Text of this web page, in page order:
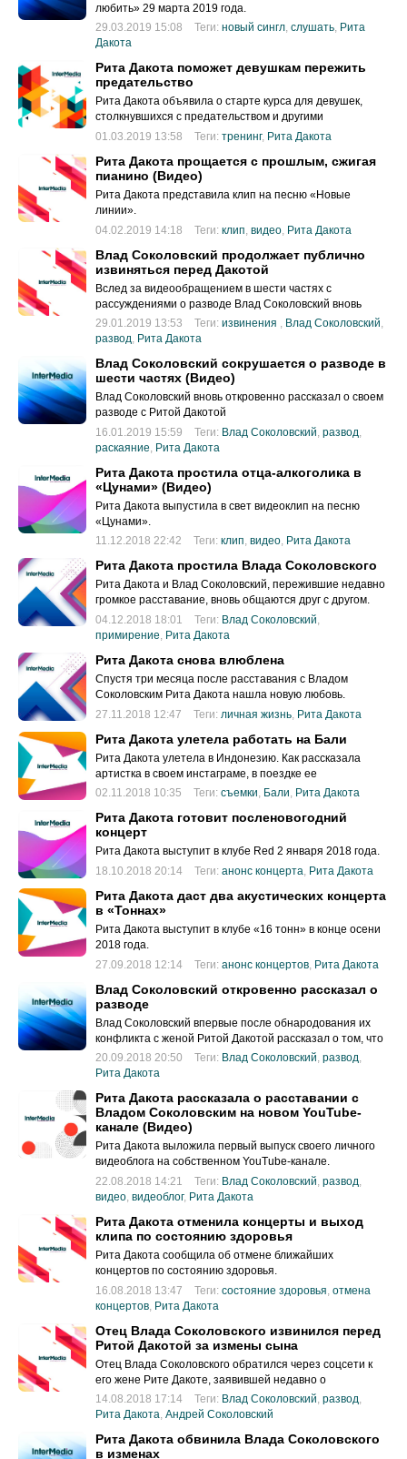
любить» 29 марта 2019 года.
29.03.2019 15:08
Теги: новый сингл, слушать, Рита
Дакота
Рита Дакота поможет девушкам пережить
предательство
Рита Дакота объявила о старте курса для девушек,
столкнувшихся с предательством и другими
жизненными трудностями.
01.03.2019 13:58 Теги: тренинг, Рита Дакота
Рита Дакота прощается с прошлым, сжигая
пианино (Видео)
Рита Дакота представила клип на песню «Новые
линии».
04.02.2019 14:18
Теги: клип видео Рита Дакота
Влад Соколовский продолжает публично
извиняться перед Дакотой
Вслед за видеообращением в шести частях с
рассуждениями о разводе Влад Соколовский вновь
опубликовал в инстаграме масштабный пост
29.01.2019 13:53 Теги: извинения , Влад Соколовский,
развод, Рита Дакота
Влад Соколовский сокрушается о разводе в
шести частях (Видео)
Влад Соколовский вновь откровенно рассказал о своем
разводе с Ритой Дакотой
16.01.2019 15:59
Теги: Влад Соколовский развод
раскаяние Рита Дакота
Рита Дакота простила отца-алкоголика в
«Цунами» (Видео)
Рита Дакота выпустила в свет видеоклип на песню
«Цунами».
11.12.2018 22:42
Теги: клип, видео, Рита Дакота
Рита Дакота простила Влада Соколовского
Рита Дакота и Влад Соколовский, пережившие недавно
громкое расставание, вновь общаются друг с другом.
04.12.2018 18:01
Теги: Влад Соколовский,
примирение, Рита Дакота
Рита Дакота снова влюблена
Спустя три месяца после расставания с Владом
Соколовским Рита Дакота нашла новую любовь.
27.11.2018 12:47
Теги: личная жизнь Рита Дакота
Рита Дакота улетела работать на Бали
Рита Дакота улетела в Индонезию. Как рассказала
артистка в своем инстаграме, в поездке ее
сопровождает
02.11.2018 10:35 Теги: съемки, Бали, Рита Дакота
Рита Дакота готовит посленовогодний
концерт
Рита Дакота выступит в клубе Red 2 января 2018 года.
18.10.2018 20:14
Теги: анонс концерта, Рита Дакота
Рита Дакота даст два акустических концерта
в «Тоннах»
Рита Дакота выступит в клубе «16 тонн» в конце осени
2018 года.
27.09.2018 12:14
Теги: анонс концертов Рита Дакота
Влад Соколовский откровенно рассказал о
разводе
Влад Соколовский впервые после обнародования их
конфликта с женой Ритой Дакотой рассказал о том, что
происходит в их отношениях.
20.09.2018 20:50 Теги: Влад Соколовский, развод,
Рита Дакота
Рита Дакота рассказала о расставании с
Владом Соколовским на новом YouTube-
канале (Видео)
Рита Дакота выложила первый выпуск своего личного
видеоблога на собственном YouTube-канале.
22.08.2018 14:21
Теги: Влад Соколовский, развод,
видео, видеоблог, Рита Дакота
Рита Дакота отменила концерты и выход
клипа по состоянию здоровья
Рита Дакота сообщила об отмене ближайших
концертов по состоянию здоровья.
16.08.2018 13:47
Теги: состояние здоровья отмена
концертов Рита Дакота
Отец Влада Соколовского извинился перед
Ритой Дакотой за измены сына
Отец Влада Соколовского обратился через соцсети к
его жене Рите Дакоте, заявившей недавно о
расставании с его сыном из-за супружеской
неверности.
14.08.2018 17:14 Теги: Влад Соколовский, развод,
Рита Дакота, Андрей Соколовский
Рита Дакота обвинила Влада Соколовского
в изменах